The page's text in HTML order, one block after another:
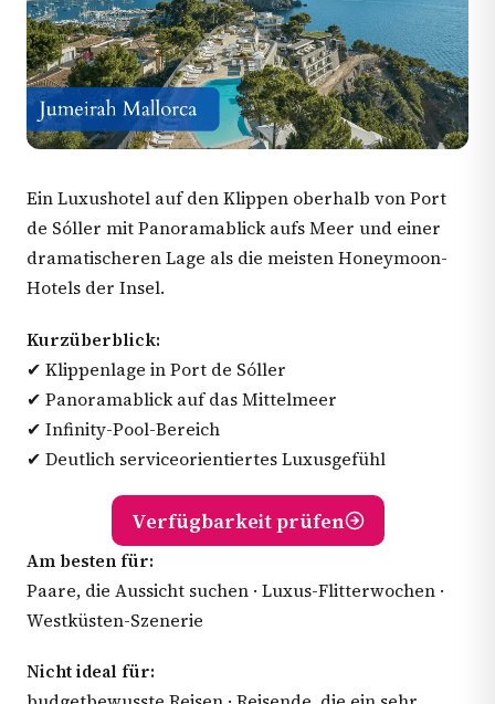
Ein Luxushotel auf den Klippen oberhalb von Port
de Sóller mit Panoramablick aufs Meer und einer
dramatischeren Lage als die meisten Honeymoon-
Hotels der Insel.
Kurzüberblick:
✔ Klippenlage in Port de Sóller
✔ Panoramablick auf das Mittelmeer
✔ Infinity-Pool-Bereich
✔ Deutlich serviceorientiertes Luxusgefühl
Verfügbarkeit prüfen
Am besten für:
Paare, die Aussicht suchen · Luxus-Flitterwochen ·
Westküsten-Szenerie
Nicht ideal für: